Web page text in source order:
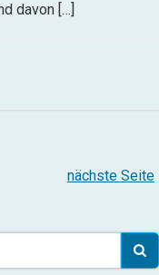
davon […]
POSTS
nächste Seite